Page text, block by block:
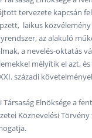
tervezete kapcsán
laikus
az alakuló
a nevelés-oktatás
mélyítik el azt,
századi
Társaság Elnöksége a
Köznevelési